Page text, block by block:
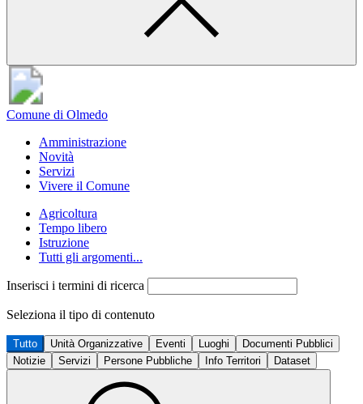
Comune di Olmedo
Amministrazione
Novità
Servizi
Vivere il Comune
Agricoltura
Tempo libero
Istruzione
Tutti gli argomenti...
Inserisci i termini di ricerca
Seleziona il tipo di contenuto
Tutto Unità Organizzative Eventi Luoghi
Documenti Pubblici
Notizie
Servizi Persone Pubbliche Info Territori Dataset